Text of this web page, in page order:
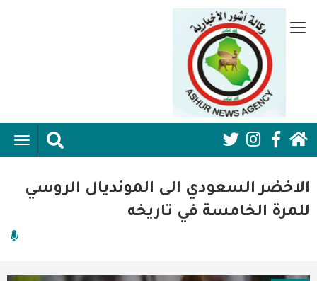
إلى
Social
Media:
Header
الاخضر السعودي الى المونديال الروسي
للمرة الخامسة في تاريخه
قائمة
جانبية
الرئيسية
اقتصاد واعمال
رياضة